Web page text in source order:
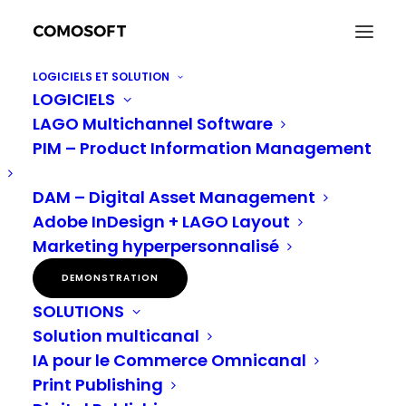
LOGICIELS ET SOLUTION
LOGICIELS
LAGO Multichannel Software
PIM – Product Information Management
DAM – Digital Asset Management
Adobe InDesign + LAGO Layout
Marketing hyperpersonnalisé
DEMONSTRATION
SOLUTIONS
Solution multicanal
IA pour le Commerce Omnicanal
Print Publishing
Communiqué de presse : Comosoft ouvre un
nouveau bureau à Valence
Accueil
Nouvelles
Valence
Comosoft ouvre un
nouveau bureau à
Valence